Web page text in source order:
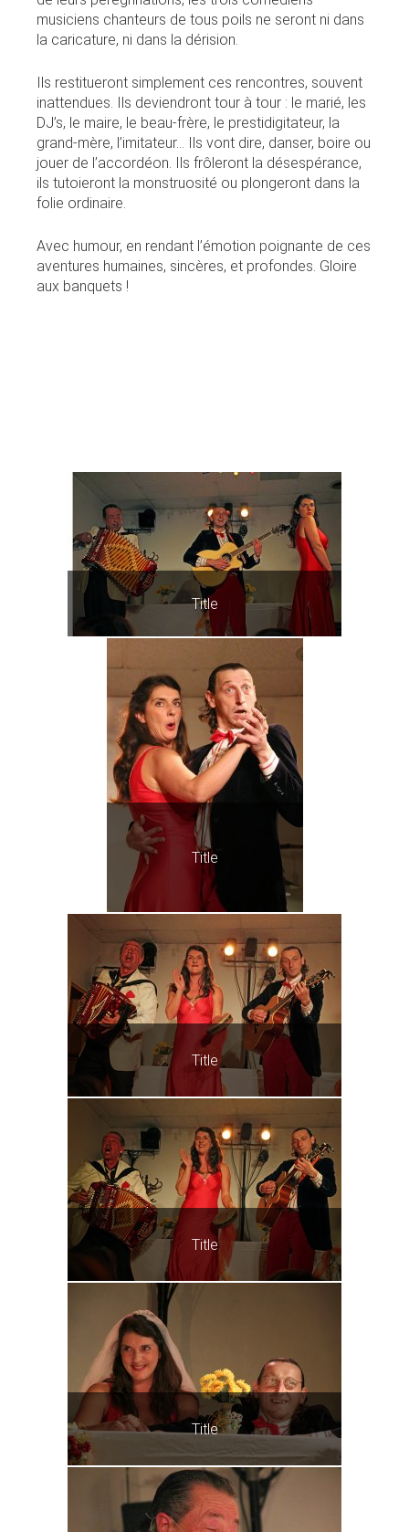
musiciens chanteurs de tous poils ne seront ni dans
la caricature, ni dans la dérision.
Ils restitueront simplement ces rencontres, souvent
inattendues. Ils deviendront tour à tour : le marié, les
DJ’s, le maire, le beau-frère, le prestidigitateur, la
grand-mère, l’imitateur… Ils vont dire, danser, boire ou
jouer de l’accordéon. Ils frôleront la désespérance,
ils tutoieront la monstruosité ou plongeront dans la
folie ordinaire.
Avec humour, en rendant l’émotion poignante de ces
aventures humaines, sincères, et profondes. Gloire
aux banquets !
Title
Title
Title
Title
Title